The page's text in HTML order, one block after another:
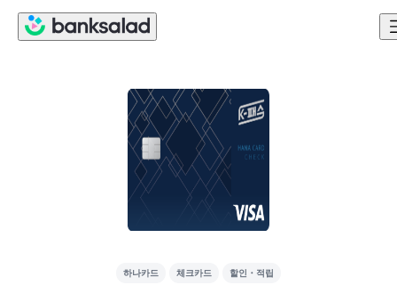
하나카드 체크카드 할인・적립